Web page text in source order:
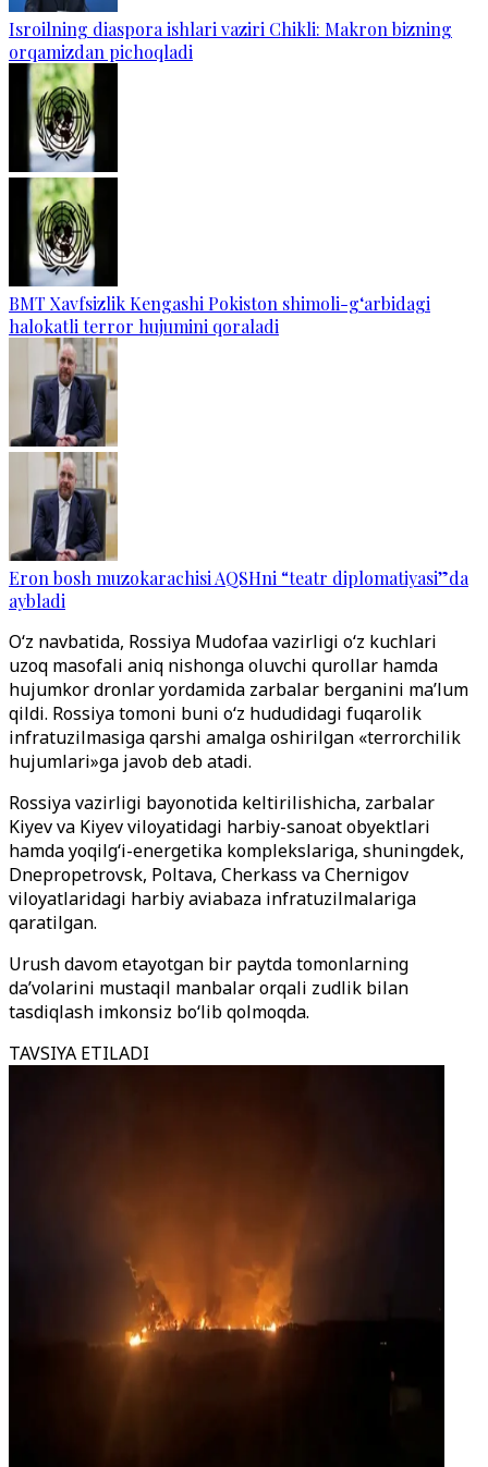
Isroilning diaspora ishlari vaziri Chikli: Makron bizning
orqamizdan pichoqladi
BMT Xavfsizlik Kengashi Pokiston shimoli-g‘arbidagi
halokatli terror hujumini qoraladi
Eron bosh muzokarachisi AQSHni “teatr diplomatiyasi”da
aybladi
O‘z navbatida, Rossiya Mudofaa vazirligi o‘z kuchlari
uzoq masofali aniq nishonga oluvchi qurollar hamda
hujumkor dronlar yordamida zarbalar berganini ma’lum
qildi. Rossiya tomoni buni o‘z hududidagi fuqarolik
infratuzilmasiga qarshi amalga oshirilgan «terrorchilik
hujumlari»ga javob deb atadi.
Rossiya vazirligi bayonotida keltirilishicha, zarbalar
Kiyev va Kiyev viloyatidagi harbiy-sanoat obyektlari
hamda yoqilg‘i-energetika komplekslariga, shuningdek,
Dnepropetrovsk, Poltava, Cherkass va Chernigov
viloyatlaridagi harbiy aviabaza infratuzilmalariga
qaratilgan.
Urush davom etayotgan bir paytda tomonlarning
da’volarini mustaqil manbalar orqali zudlik bilan
tasdiqlash imkonsiz bo‘lib qolmoqda.
TAVSIYA ETILADI